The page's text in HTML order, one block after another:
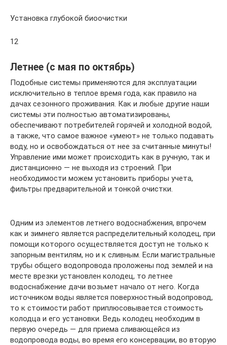
Установка глубокой биоочистки
12
Летнее (с мая по октябрь)
Подобные системы применяются для эксплуатации
исключительно в теплое время года, как правило на
дачах сезонного проживания. Как и любые другие наши
системы эти полностью автоматизированы,
обеспечивают потребителей горячей и холодной водой,
а также, что самое важное «умеют» не только подавать
воду, но и освобождаться от нее за считанные минуты!
Управление ими может происходить как в ручную, так и
дистанционно — не выходя из строений. При
необходимости можем установить приборы учета,
фильтры предварительной и тонкой очистки.
Одним из элементов летнего водоснабжения, впрочем
как и зимнего является распределительный колодец, при
помощи которого осуществляется доступ не только к
запорным вентилям, но и к сливным. Если магистральные
трубы общего водопровода проложены под землей и на
месте врезки установлен колодец, то летнее
водоснабжение дачи возьмет начало от него. Когда
источником воды является поверхностный водопровод,
то к стоимости работ приплюсовывается стоимость
колодца и его установки. Ведь колодец необходим в
первую очередь — для приема сливающейся из
водопровода воды, во время его консервации, во вторую